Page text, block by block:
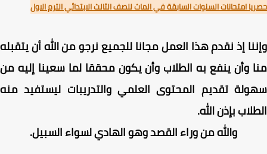
امتحانات السنوات السابقة في الماث للصف الثالث الابتدائي الترم الاول
إذ نقدم هذا العمل مجانا للجميع نرجو من الله أن يتقبله
وأن ينفع به الطلاب وأن يكون محققا لما سعينا إليه من
تقديم المحتوى العلمي والتدريبات ليستفيد منه
بإذن الله.
والله من وراء القصد وهو الهادي لسواء السبيل.